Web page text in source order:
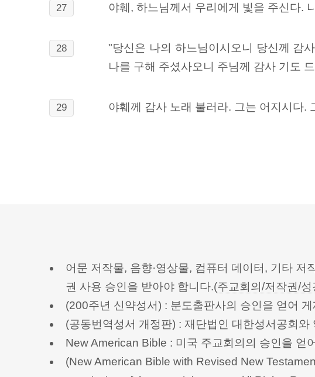
27 야훼, 하느님께서 우리에게 빛을 주신다.
28
"당신은 나의 하느님이시오니 당신께 감
나를 구해 주셨사오니 주님께 감사 기도
29 야훼께 감사 노래 불러라. 그는 어지시다.
어문 저작물, 음향·영상물, 컴퓨터 데이터, 기타
권 사용 승인을 받아야 합니다.(주교회의/저작권/
(200주년 신약성서) : 분도출판사의 승인을 얻어
(공동번역성서 개정판) : 재단법인 대한성서공회
New American Bible : 미국 주교회의의 승인을 얻
(New American Bible with Revised New